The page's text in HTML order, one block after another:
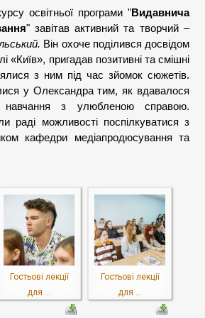
освітньої програми "Видавнича
" завітав активний та творчий –
Він охоче поділився досвідом
«Київ», пригадав позитивні та смішні
з ним під час зйомок сюжетів.
у Олександра тим, як вдавалося
навчання з улюбленою справою.
раді можливості поспілкуватися з
кафедри медіапродюсування та
Гостьові лекції
для ...
Гостьові лекції
для ...